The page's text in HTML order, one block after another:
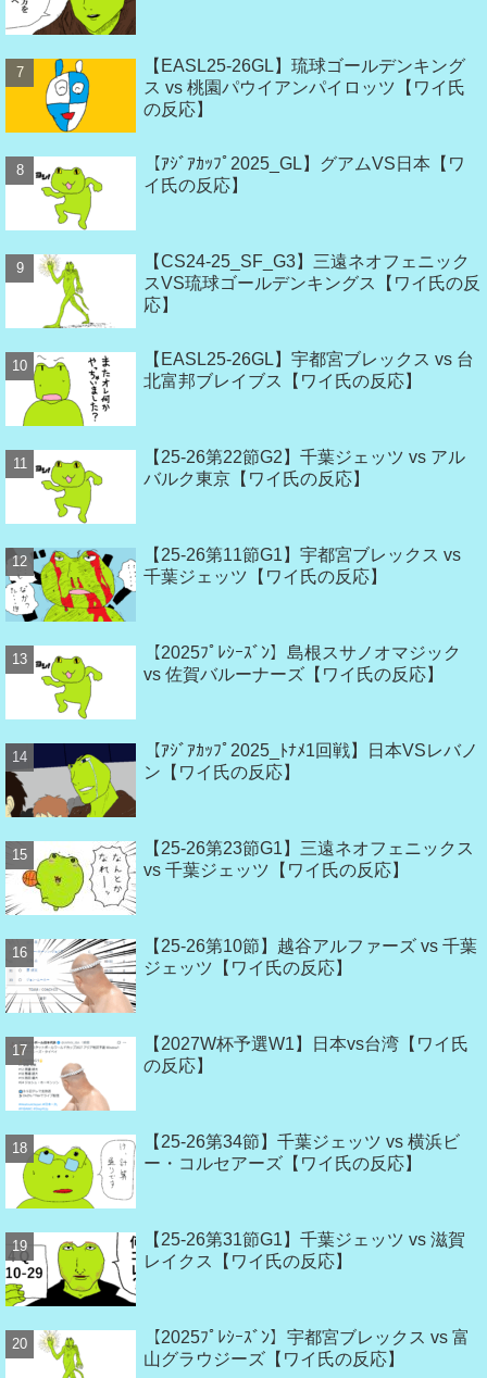
【EASL25-26GL】琉球ゴールデンキング
ス vs 桃園パウイアンパイロッツ【ワイ氏
の反応】
【ｱｼﾞｱｶｯﾌﾟ2025_GL】グアムVS日本【ワ
イ氏の反応】
【CS24-25_SF_G3】三遠ネオフェニック
スVS琉球ゴールデンキングス【ワイ氏の反
応】
【EASL25-26GL】宇都宮ブレックス vs 台
北富邦ブレイブス【ワイ氏の反応】
【25-26第22節G2】千葉ジェッツ vs アル
バルク東京【ワイ氏の反応】
【25-26第11節G1】宇都宮ブレックス vs
千葉ジェッツ【ワイ氏の反応】
【2025ﾌﾟﾚｼｰｽﾞﾝ】島根スサノオマジック
vs 佐賀バルーナーズ【ワイ氏の反応】
【ｱｼﾞｱｶｯﾌﾟ2025_ﾄﾅﾒ1回戦】日本VSレバノ
ン【ワイ氏の反応】
【25-26第23節G1】三遠ネオフェニックス
vs 千葉ジェッツ【ワイ氏の反応】
【25-26第10節】越谷アルファーズ vs 千葉
ジェッツ【ワイ氏の反応】
【2027W杯予選W1】日本vs台湾【ワイ氏
の反応】
【25-26第34節】千葉ジェッツ vs 横浜ビ
ー・コルセアーズ【ワイ氏の反応】
【25-26第31節G1】千葉ジェッツ vs 滋賀
レイクス【ワイ氏の反応】
【2025ﾌﾟﾚｼｰｽﾞﾝ】宇都宮ブレックス vs 富
山グラウジーズ【ワイ氏の反応】